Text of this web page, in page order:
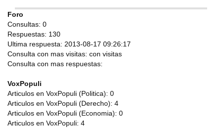
Foro
Consultas: 0
Respuestas: 130
Ultima respuesta: 2013-08-17 09:26:17
Consulta con mas visitas: con visitas
Consulta con mas respuestas:
VoxPopuli
Articulos en VoxPopuli (Politica): 0
Articulos en VoxPopuli (Derecho): 4
Articulos en VoxPopuli (Economia): 0
Articulos en VoxPopuli: 4